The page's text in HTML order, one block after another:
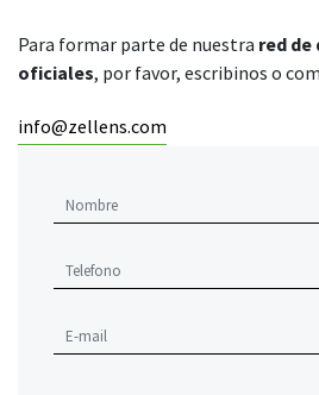
Para formar parte de nuestra red
oficiales, por favor, escribinos o
info@zellens.com